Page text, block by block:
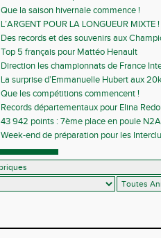
Que la saison hivernale commence !
L’ARGENT POUR LA LONGUEUR MIXTE !
Des records et des souvenirs aux
Avenirs
Top 5 français pour Mattéo Henault
Direction les championnats de France
La surprise d’Emmanuelle Hubert aux
Que les compétitions commencent !
Records départementaux pour Elina
43 942 points : 7ème place en poule
Week-end de préparation pour les